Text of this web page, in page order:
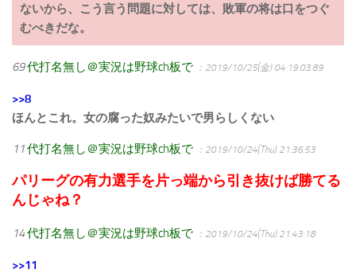
ないから、こう言う問題に対しては、敗軍の将は口をつぐ
むべきだな。
69代打名無し＠実況は野球ch板で ：2019/10/25(金) 04:19:03.89
>>8
ほんとこれ。女の腐った奴みたいで男らしくない
11代打名無し＠実況は野球ch板で ：2019/10/24(Thu) 21:36:53
パリーグの有力選手を片っ端から引き抜けば勝てる
んじゃね？
14代打名無し＠実況は野球ch板で ：2019/10/24(Thu) 21:43:18
>>11